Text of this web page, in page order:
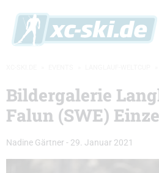
Bildergalerie
Falun (SWE)
Nadine Gärtner - 29. Januar 2021